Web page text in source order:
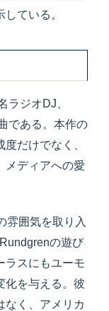
ている。
ラジオDJ、
である。本作の
だけでなく、
メディアへの愛
雰囲気を取り入
の遊び
ラスにもユーモ
化を与える。彼
なく、アメリカ